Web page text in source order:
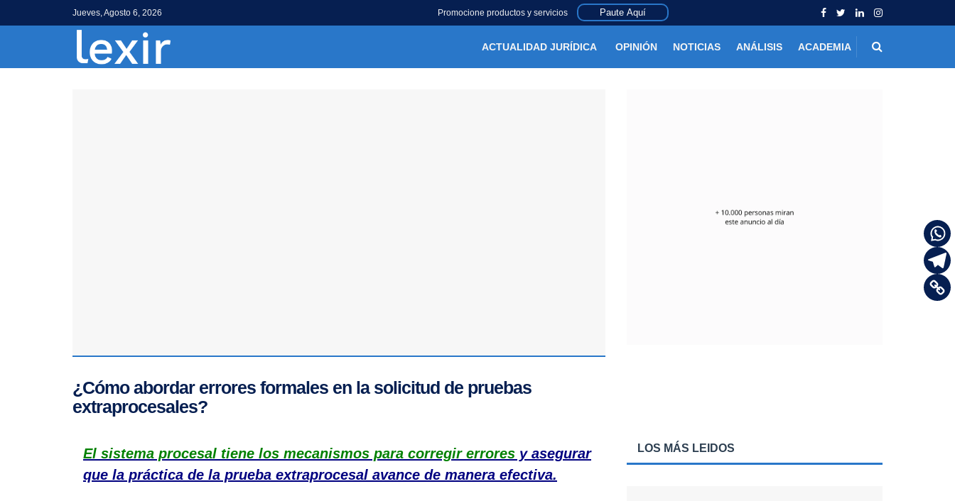
Jueves, Agosto 6, 2026 Promocione productos y servicios Paute Aquí
ACTUALIDAD JURÍDICA OPINIÓN NOTICIAS ANÁLISIS ACADEMIA
¿Cómo abordar errores formales en la solicitud de pruebas
extraprocesales?
El sistema procesal tiene los mecanismos para corregir errores y asegurar
que la práctica de la prueba extraprocesal avance de manera efectiva.
LOS MÁS LEIDOS